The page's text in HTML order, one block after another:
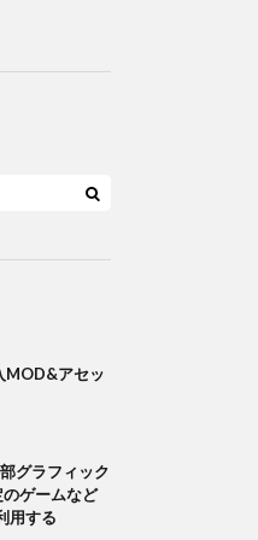
アセッ
グラフィック
ゲームなど
用する